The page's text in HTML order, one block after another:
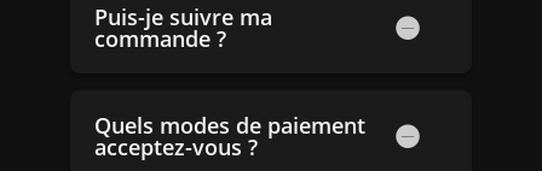
Puis-je suivre ma
commande ?
Quels modes de paiement
acceptez-vous ?